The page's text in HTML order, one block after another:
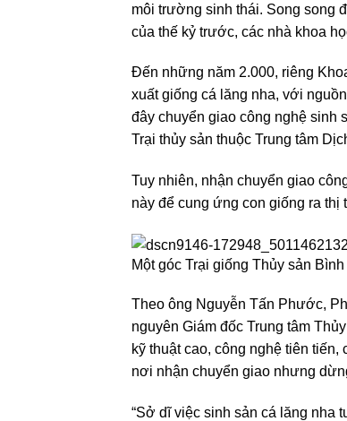
môi trường sinh thái. Song song
của thế kỷ trước, các nhà khoa
Đến những năm 2.000, riêng
xuất giống cá lăng nha, với
đây chuyển giao công nghệ sinh
Trại thủy sản thuộc Trung tâm
Tuy nhiên, nhận chuyển giao
này để cung ứng con giống ra thị
Một góc Trại giống Thủy sản
Theo ông Nguyễn Tấn Phước,
nguyên Giám đốc Trung tâm
kỹ thuật cao, công nghệ tiên
nơi nhận chuyển giao nhưng
“Sở dĩ việc sinh sản cá lăng nha